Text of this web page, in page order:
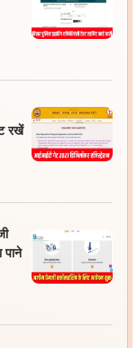
रखें